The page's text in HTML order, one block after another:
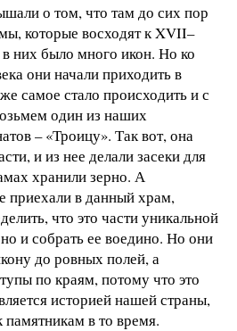
о том, что там до сих пор
которые восходят к XVII–
них было много икон. Но ко
они начали приходить в
самое стало происходить и с
один из наших
– «Троицу». Так вот, она
и из нее делали засеки для
хранили зерно. А
приехали в данный храм,
что это части уникальной
и собрать ее воедино. Но они
до ровных полей, а
по краям, потому что это
историей нашей страны,
в то время.